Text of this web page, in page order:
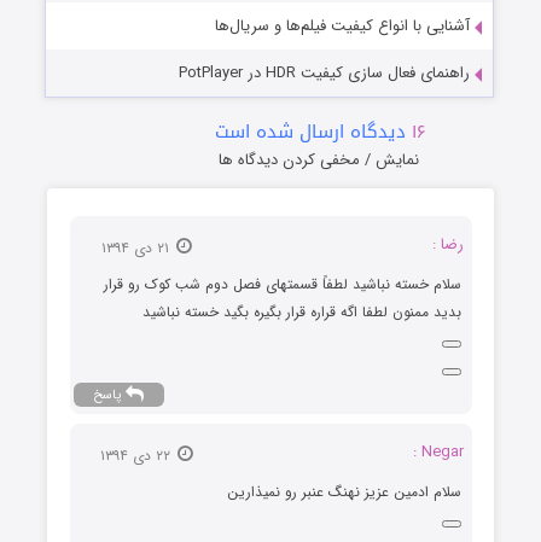
آشنایی با انواع کیفیت فیلم‌ها و سریال‌ها
راهنمای فعال سازی کیفیت HDR در PotPlayer
۱۶ دیدگاه ارسال شده است
نمایش / مخفی کردن دیدگاه ها
رضا :
سلام خسته نباشید لطفاً قسمتهای فصل دوم شب کوک رو قرار
بدید ممنون لطفا اگه قراره قرار بگیره بگید خسته نباشید
پاسخ
Negar :
ﺳﻼﻡ اﺩﻣﻴﻦ ﻋﺰﻳﺰ ﻧﻬﻨﮓ ﻋﻨﺒﺮ ﺭﻭ ﻧﻤﻴﺬاﺭﻳﻦ